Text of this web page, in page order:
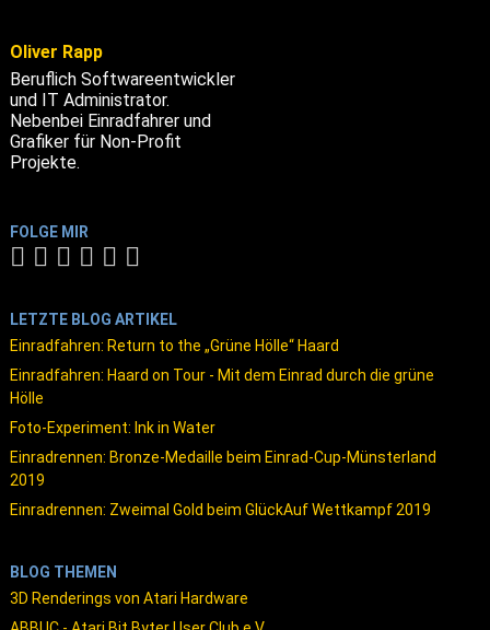
Oliver Rapp
Beruflich Softwareentwickler
und IT Administrator.
Nebenbei Einradfahrer und
Grafiker für Non-Profit
Projekte.
FOLGE MIR
LETZTE BLOG ARTIKEL
Einradfahren: Return to the „Grüne Hölle“ Haard
Einradfahren: Haard on Tour - Mit dem Einrad durch die grüne
Hölle
Foto-Experiment: Ink in Water
Einradrennen: Bronze-Medaille beim Einrad-Cup-Münsterland
2019
Einradrennen: Zweimal Gold beim GlückAuf Wettkampf 2019
BLOG THEMEN
3D Renderings von Atari Hardware